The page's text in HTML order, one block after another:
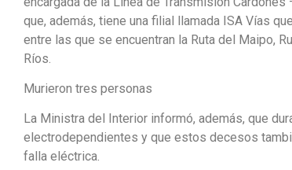
que, además, tiene una filial llamada ISA Vías
entre las que se encuentran la Ruta del Maipo,
Ríos.
Murieron tres personas
La Ministra del Interior informó, además, que
electrodependientes y que estos decesos
falla eléctrica.